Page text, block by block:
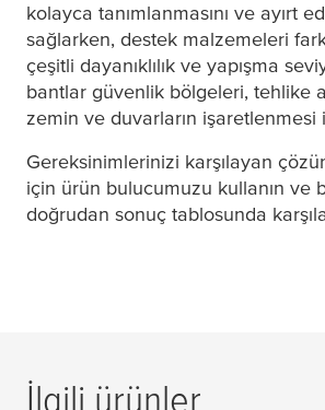
kolayca tanımlanmasını ve ayırt
sağlarken, destek malzemeleri
çeşitli dayanıklılık ve yapışma
bantlar güvenlik bölgeleri, tehlike
zemin ve duvarların işaretlenmesi
Gereksinimlerinizi karşılayan
için ürün bulucumuzu kullanın ve
doğrudan sonuç tablosunda
İlgili ürünler